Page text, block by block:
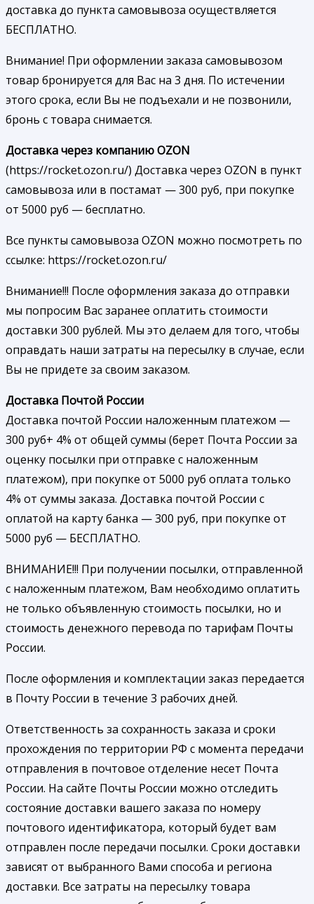
доставка до пункта самовывоза осуществляется
БЕСПЛАТНО.
Внимание! При оформлении заказа самовывозом
товар бронируется для Вас на 3 дня. По истечении
этого срока, если Вы не подъехали и не позвонили,
бронь с товара снимается.
Доставка через компанию OZON
(https://rocket.ozon.ru/) Доставка через OZON в пункт
самовывоза или в постамат — 300 руб, при покупке
от 5000 руб — бесплатно.
Все пункты самовывоза OZON можно посмотреть по
ссылке: https://rocket.ozon.ru/
Внимание!!! После оформления заказа до отправки
мы попросим Вас заранее оплатить стоимости
доставки 300 рублей. Мы это делаем для того, чтобы
оправдать наши затраты на пересылку в случае, если
Вы не придете за своим заказом.
Доставка Почтой России
Доставка почтой России наложенным платежом —
300 руб+ 4% от общей суммы (берет Почта России за
оценку посылки при отправке с наложенным
платежом), при покупке от 5000 руб оплата только
4% от суммы заказа. Доставка почтой России с
оплатой на карту банка — 300 руб, при покупке от
5000 руб — БЕСПЛАТНО.
ВНИМАНИЕ!!! При получении посылки, отправленной
с наложенным платежом, Вам необходимо оплатить
не только объявленную стоимость посылки, но и
стоимость денежного перевода по тарифам Почты
России.
После оформления и комплектации заказ передается
в Почту России в течение 3 рабочих дней.
Ответственность за сохранность заказа и сроки
прохождения по территории РФ с момента передачи
отправления в почтовое отделение несет Почта
России. На сайте Почты России можно отследить
состояние доставки вашего заказа по номеру
почтового идентификатора, который будет вам
отправлен после передачи посылки. Сроки доставки
зависят от выбранного Вами способа и региона
доставки. Все затраты на пересылку товара